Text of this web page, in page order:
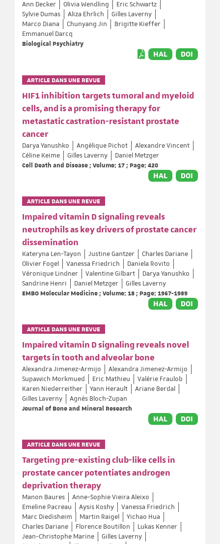
Ann Decker Olivia Wendling
Eric Schwartz
Sylvie Dumas
Aliza Ehrlich
Gilles Laverny
Marco Diana
Chunyang Jin
Brigitte Kieffer
Emmanuel Darcq
Biological Psychiatry
HAL DOI
ARTICLE DANS UNE REVUE
HIF1 inhibition targets tumoral and myeloid
cells, and is a promising therapy for
metastatic castration-resistant prostate
cancer
Darya Yanushko Angélique Pichot
Alexandre Vincent
Céline Keime
Gilles Laverny
Daniel Metzger
Cell Death and Disease ; Volume: 17 ; Page: 420
HAL DOI
ARTICLE DANS UNE REVUE
Impaired vitamin D signaling reveals
neutrophils as key drivers of prostate cancer
dissemination
Kateryna Len-Tayon Justine Gantzer
Charles Dariane
Olivier Fogel
Vanessa Friedrich
Daniela Rovito
Véronique Lindner
Valentine Gilbart
Darya Yanushko
Sandrine Henri
Daniel Metzger
Gilles Laverny
EMBO Molecular Medicine ; Volume: 18 ; Page: 1967-1989
HAL DOI
ARTICLE DANS UNE REVUE
Impaired vitamin D signaling reveals novel
targets in tooth and alveolar bone
Alexandra Jimenez-Armijo
Alexandra Jimenez-Armijo
Supawich Morkmued
Eric Mathieu
Valérie Fraulob
Karen Niederreither
Yann Herault
Ariane Berdal
Gilles Laverny
Agnès Bloch-Zupan
Journal of Bone and Mineral Research
HAL DOI
ARTICLE DANS UNE REVUE
Targeting pre-existing club-like cells in
prostate cancer potentiates androgen
deprivation therapy
Manon Baures
Anne-Sophie Vieira Aleixo
Emeline Pacreau
Aysis Koshy
Vanessa Friedrich
Marc Diedisheim
Martin Raigel
Yichao Hua
Charles Dariane
Florence Boutillon
Lukas Kenner
Jean-Christophe Marine
Gilles Laverny